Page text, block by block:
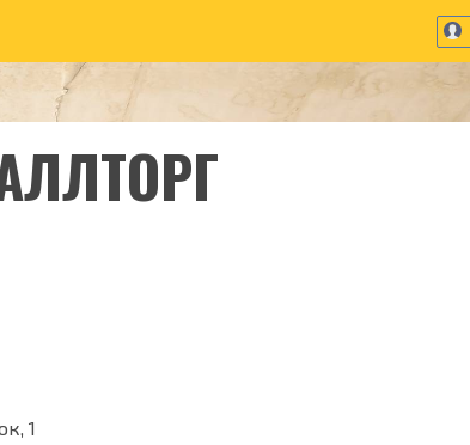
1